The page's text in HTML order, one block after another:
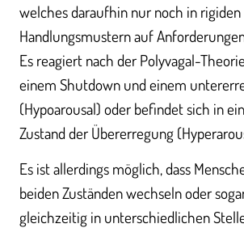
welches daraufhin nur noch in rigiden
Handlungsmustern auf
Es reagiert nach der Polyvagal-
einem Shutdown und einem
(Hypoarousal) oder befindet sich in
Zustand der Übererregung
Es ist allerdings möglich, dass
beiden Zuständen wechseln oder
gleichzeitig in unterschiedlichen